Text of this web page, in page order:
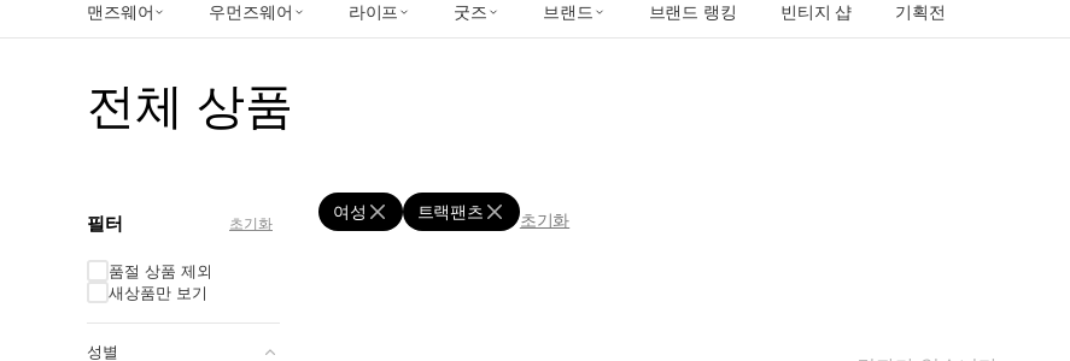
맨즈웨어 우먼즈웨어 라이프 굿즈 브랜드 브랜드 랭킹 빈티지 샵 기획전
전체 상품
필터 초기화
품절 상품 제외
새상품만 보기
성별
여성 트랙팬츠
초기화